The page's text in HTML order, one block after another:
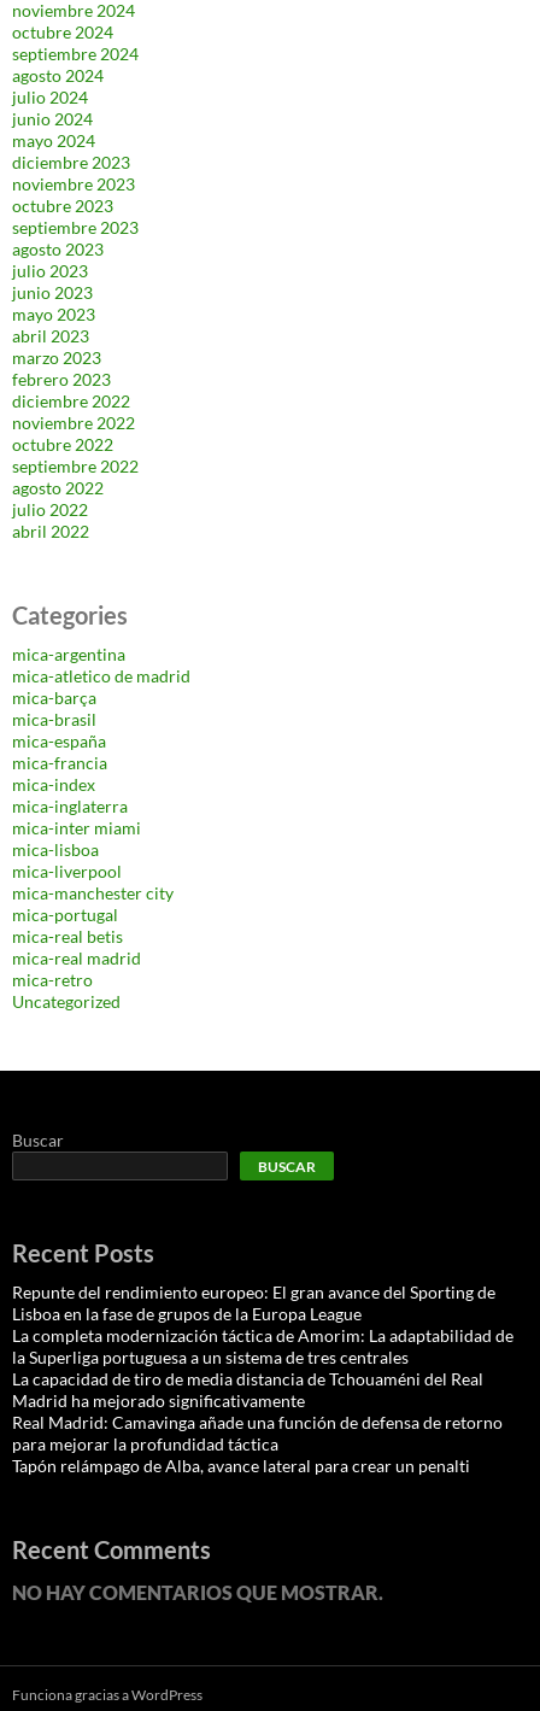
noviembre 2024
octubre 2024
septiembre 2024
agosto 2024
julio 2024
junio 2024
mayo 2024
diciembre 2023
noviembre 2023
octubre 2023
septiembre 2023
agosto 2023
julio 2023
junio 2023
mayo 2023
abril 2023
marzo 2023
febrero 2023
diciembre 2022
noviembre 2022
octubre 2022
septiembre 2022
agosto 2022
julio 2022
abril 2022
Categories
mica-argentina
mica-atletico de madrid
mica-barça
mica-brasil
mica-españa
mica-francia
mica-index
mica-inglaterra
mica-inter miami
mica-lisboa
mica-liverpool
mica-manchester city
mica-portugal
mica-real betis
mica-real madrid
mica-retro
Uncategorized
Buscar
BUSCAR
Recent Posts
Repunte del rendimiento europeo: El gran avance del Sporting de
Lisboa en la fase de grupos de la Europa League
La completa modernización táctica de Amorim: La adaptabilidad de
la Superliga portuguesa a un sistema de tres centrales
La capacidad de tiro de media distancia de Tchouaméni del Real
Madrid ha mejorado significativamente
Real Madrid: Camavinga añade una función de defensa de retorno
para mejorar la profundidad táctica
Tapón relámpago de Alba, avance lateral para crear un penalti
Recent Comments
NO HAY COMENTARIOS QUE MOSTRAR.
Funciona gracias a WordPress